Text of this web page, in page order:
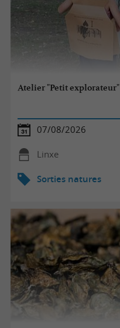
Atelier "Petit explorateur"
07/08/2026
Linxe
Sorties natures